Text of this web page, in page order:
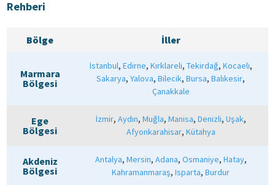
Rehberi
Bölge İller
Marmara
Bölgesi
İstanbul, Edirne, Kırklareli, Tekirdağ, Kocaeli,
Sakarya, Yalova, Bilecik, Bursa, Balıkesir,
Çanakkale
Ege
Bölgesi
İzmir, Aydın, Muğla, Manisa, Denizli, Uşak,
Afyonkarahisar, Kütahya
Akdeniz
Bölgesi
Antalya, Mersin, Adana, Osmaniye, Hatay,
Kahramanmaraş, Isparta, Burdur